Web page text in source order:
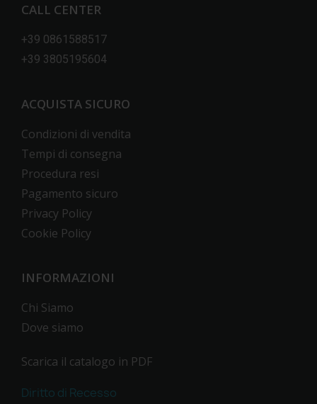
CALL CENTER
+39 0861588517
+39 3805195604
ACQUISTA SICURO
Condizioni di vendita
Tempi di consegna
Procedura resi
Pagamento sicuro
Privacy Policy
Cookie Policy
INFORMAZIONI
Chi Siamo
Dove siamo
Scarica il catalogo in PDF
Diritto di Recesso